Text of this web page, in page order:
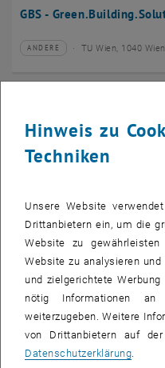
GBS -
Veranstaltungstyp:
ANDERE
Veranstaltungsort:TU Wien, 1040 Wien
JULI 26
Veranstaltungstyp:
KONFERENZ
Veranstaltungsort:TU Wien, 1040
EMBA Online Info
28
Hinweis zu
Techniken
Unsere Website
Drittanbietern ein, um die
Website zu
Website zu analysieren
und zielgerichtete
nötig Informationen an
weiterzugeben. Weitere
von Drittanbietern auf
Datenschutzerklärung